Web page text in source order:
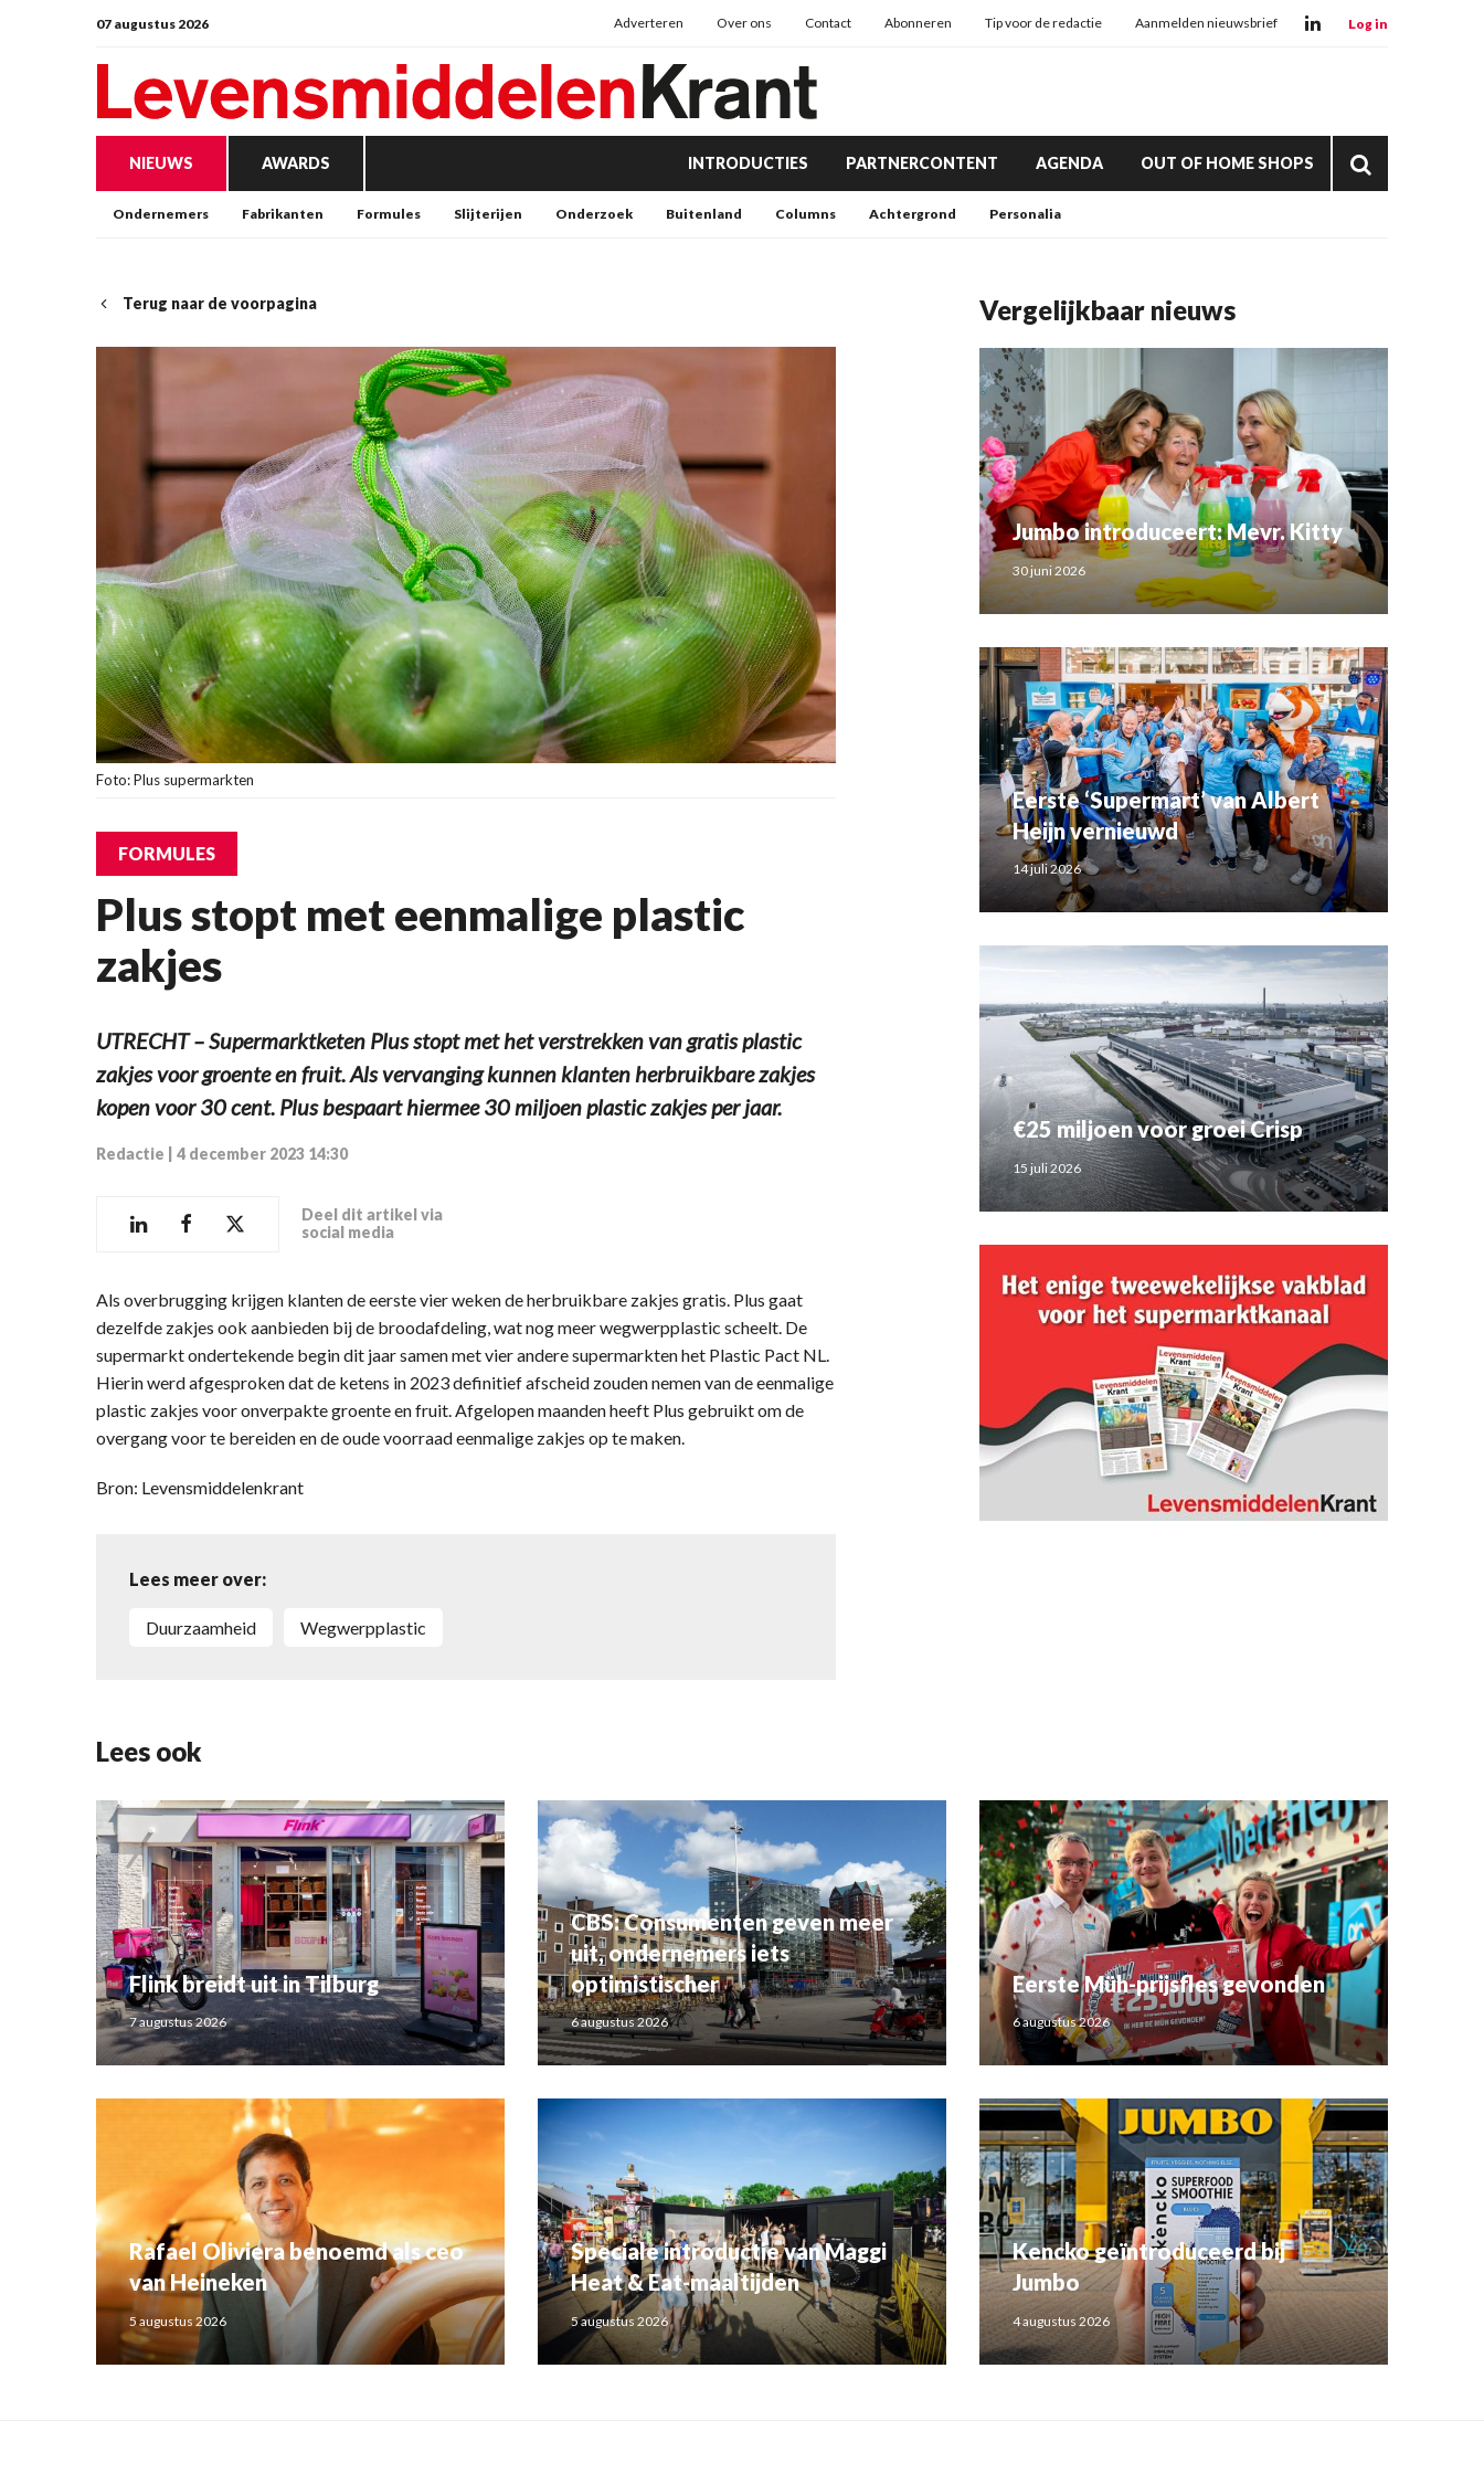
07 augustus 2026 Adverteren Over ons Contact Abonneren Tip voor de redactie Aanmelden nieuwsbrief Log in
NIEUWS AWARDS INTRODUCTIES PARTNERCONTENT AGENDA OUT OF HOME SHOPS
Ondernemers Fabrikanten Formules Slijterijen Onderzoek Buitenland Columns Achtergrond Personalia
Terug naar de voorpagina
Foto: Plus supermarkten
FORMULES
Plus stopt met eenmalige plastic
zakjes
UTRECHT – Supermarktketen Plus stopt met het verstrekken van gratis plastic
zakjes voor groente en fruit. Als vervanging kunnen klanten herbruikbare zakjes
kopen voor 30 cent. Plus bespaart hiermee 30 miljoen plastic zakjes per jaar.
Redactie 4 december 2023 14:30
Deel dit artikel via
social media
Als overbrugging krijgen klanten de eerste vier weken de herbruikbare zakjes gratis. Plus gaat
dezelfde zakjes ook aanbieden bij de broodafdeling, wat nog meer wegwerpplastic scheelt. De
supermarkt ondertekende begin dit jaar samen met vier andere supermarkten het Plastic Pact NL.
Hierin werd afgesproken dat de ketens in 2023 definitief afscheid zouden nemen van de eenmalige
plastic zakjes voor onverpakte groente en fruit. Afgelopen maanden heeft Plus gebruikt om de
overgang voor te bereiden en de oude voorraad eenmalige zakjes op te maken.
Bron: Levensmiddelenkrant
Lees meer over:
duurzaamheid wegwerpplastic
Vergelijkbaar nieuws
Jumbo introduceert: Mevr. Kitty
30 juni 2026
Eerste ‘Supermart’ van Albert
Heijn vernieuwd
14 juli 2026
€25 miljoen voor groei Crisp
15 juli 2026
Lees ook
Flink breidt uit in Tilburg
7 augustus 2026
CBS: Consumenten geven meer
uit, ondernemers iets
optimistischer
6 augustus 2026
Eerste Müh-prijsfles gevonden
6 augustus 2026
Rafael Oliviera benoemd als ceo
van Heineken
5 augustus 2026
Speciale introductie van Maggi
Heat & Eat-maaltijden
5 augustus 2026
Kencko geïntroduceerd bij
Jumbo
4 augustus 2026